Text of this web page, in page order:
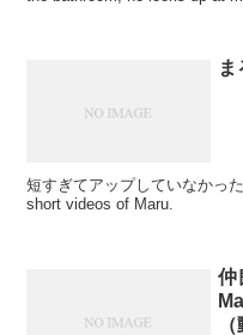
ま
短すぎてアップしていなかっ
short videos of Maru.
仲